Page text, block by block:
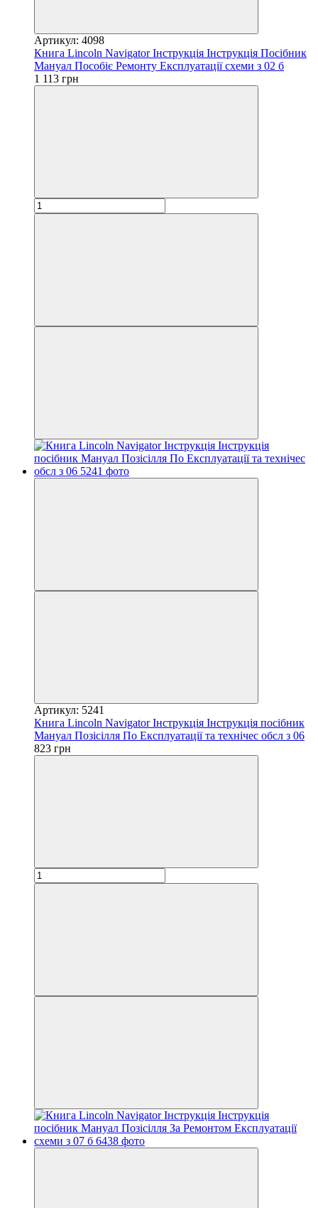
Артикул: 4098
Книга Lincoln Navigator Інструкція Інструкція Посібник
Мануал Пособіє Ремонту Експлуатації схеми з 02 б
1 113 грн
Артикул: 5241
Книга Lincoln Navigator Інструкція Інструкція посібник
Мануал Позісілля По Експлуатації та технічес обсл з 06
823 грн